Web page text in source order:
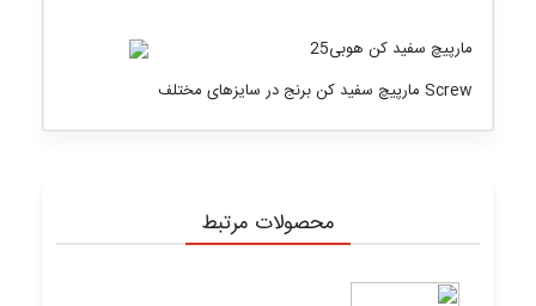
مارپیچ سفید کن هوبی25
Screw مارپیچ سفید کن برنج در سایزهای مختلف
محصولات مرتبط